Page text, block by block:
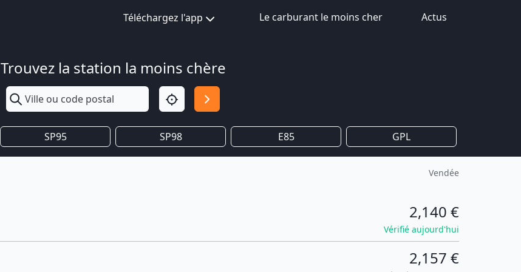
Téléchargez l'app Le carburant le moins cher Actus
Trouvez la station la moins chère
SP95 SP98 E85 GPL
Vendée
2,140 €
Vérifié aujourd'hui
2,157 €